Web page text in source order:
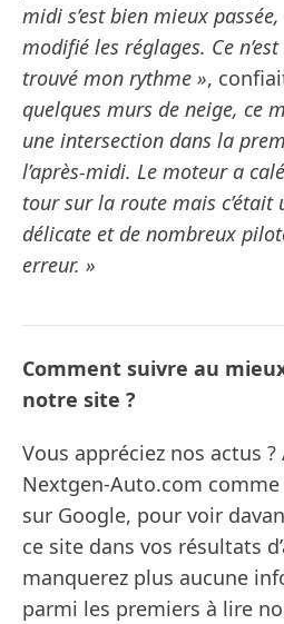
midi s’est bien mieux
modifié les réglages. Ce n’est
trouvé mon rythme »,
quelques murs de neige, ce
une intersection dans la
l’après-midi. Le moteur a
tour sur la route mais c’était
délicate et de nombreux
erreur. »
Comment suivre au
notre site ?
Vous appréciez nos actus
Nextgen-Auto.com
sur Google, pour voir
ce site dans vos résultats
manquerez plus aucune
parmi les premiers à lire